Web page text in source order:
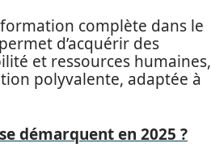
complète dans le
d’acquérir des
et ressources humaines,
polyvalente, adaptée à
démarquent en 2025 ?